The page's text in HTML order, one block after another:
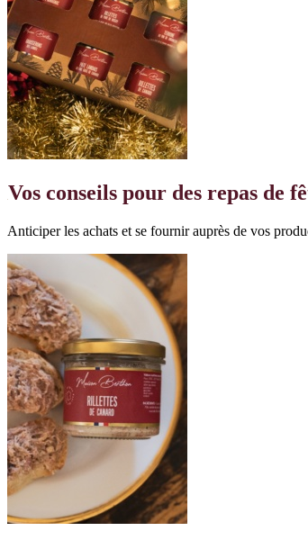
Vos conseils pour des repas de
Anticiper les achats et se fournir auprès de vos